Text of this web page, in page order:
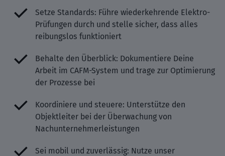
Setze Standards: Führe wiederkehrende Elektro-
Prüfungen durch und stelle sicher, dass alles
reibungslos funktioniert
Behalte den Überblick: Dokumentiere Deine
Arbeit im CAFM-System und trage zur Optimierung
der Prozesse bei
Koordiniere und steuere: Unterstütze den
Objektleiter bei der Überwachung von
Nachunternehmerleistungen
Sei mobil und zuverlässig: Nutze unser